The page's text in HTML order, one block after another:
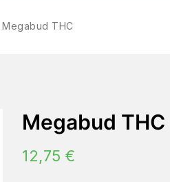
Megabud THC
Megabud THC
12,75 €